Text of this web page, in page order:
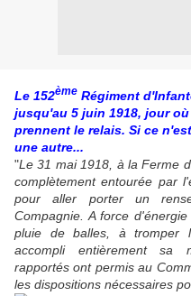
Le 152ème Régiment
jusqu'au 5 juin 1918, jour
prennent le relais. Si ce
une autre...
"Le 31 mai 1918, à la Ferme
complètement entourée par
pour aller porter un
Compagnie. A force
pluie de balles, à tromper
accompli entièrement sa
rapportés ont permis au
les dispositions nécessaires